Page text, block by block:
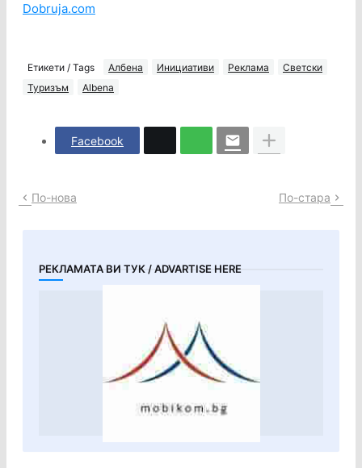
Dobruja.com
Етикети / Tags Албена Инициативи Реклама
Светски
Туризъм
Albena
Facebook
По-нова По-стара
РЕКЛАМАТА ВИ ТУК / ADVARTISE HERE